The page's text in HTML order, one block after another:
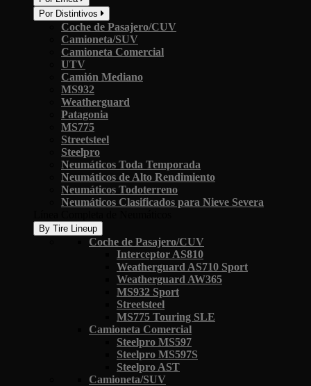
Por Distintivos
Coche de Pasajero/CUV
Camioneta/SUV
Camioneta Comercial
UTV
Camión Mediano
MS932
Weatherguard
Patagonia
MS775
Streetsteel
Steelpro
Neumáticos Toda Temporada
Neumáticos de Alto Rendimiento
Neumáticos Todoterreno
Neumáticos Clasificados para Nieve Severa
By Tire Lineup
Coche de Pasajero/CUV
Interceptor AS810
Weatherguard AS710 Sport
Weatherguard AW365
MS932 Sport
Streetsteel
MS775 Touring SLE
Camioneta Comercial
Steelpro MS597
Steelpro MS597S
Steelpro AST
Camioneta/SUV